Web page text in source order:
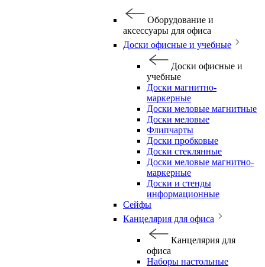
Оборудование и
аксессуары для офиса
Доски офисные и учебные
Доски офисные и
учебные
Доски магнитно-
маркерные
Доски меловые магнитные
Доски меловые
Флипчарты
Доски пробковые
Доски стеклянные
Доски меловые магнитно-
маркерные
Доски и стенды
информационные
Сейфы
Канцелярия для офиса
Канцелярия для
офиса
Наборы настольные